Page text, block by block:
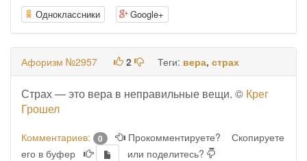
Одноклассники
Google+
Афоризм №2957 2 Теги: вера, страх
Страх — это вера в неправильные вещи. © Крег
Грошел
Комментариев: 0 Прокомментируете?
Скопируете
его в буфер
или поделитесь?